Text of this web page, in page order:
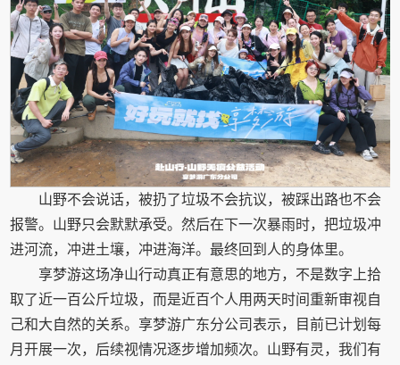
山野不会说话，被扔了垃圾不会抗议，被踩出路也不会
报警。山野只会默默承受。然后在下一次暴雨时，把垃圾冲
进河流，冲进土壤，冲进海洋。最终回到人的身体里。
享梦游这场净山行动真正有意思的地方，不是数字上拾
取了近一百公斤垃圾，而是近百个人用两天时间重新审视自
己和大自然的关系。享梦游广东分公司表示，目前已计划每
月开展一次，后续视情况逐步增加频次。山野有灵，我们有